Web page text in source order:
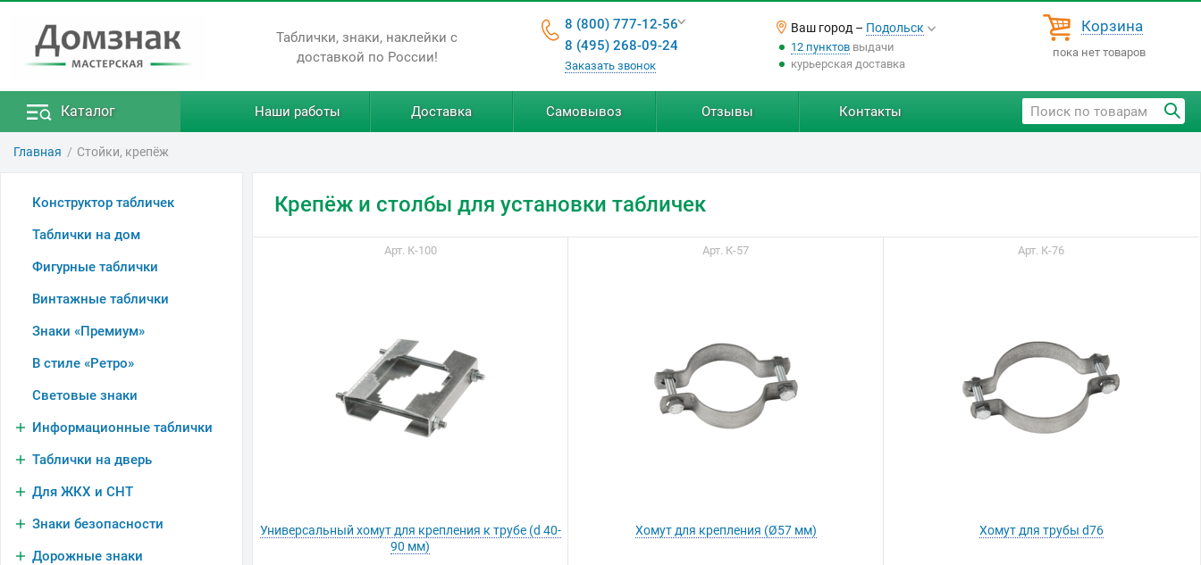
Таблички, знаки, наклейки с
доставкой по России!
8 (800) 777-12-56
8 (495) 268-09-24
Заказать звонок
Ваш город – Подольск
12 пунктоввыдачи
курьерская доставка
Корзина
пока нет товаров
Каталог Наши работы Доставка Самовывоз Отзывы Контакты
Главная Стойки, крепёж
Конструктор табличек
Таблички на дом
Фигурные таблички
Винтажные таблички
Знаки «Премиум»
В стиле «Ретро»
Световые знаки
Информационные таблички
Таблички на дверь
Для ЖКХ и СНТ
Знаки безопасности
Дорожные знаки
Крепёж и столбы для установки табличек
Арт. К-100
Универсальный хомут для крепления к трубе (d 40-
90 мм)
Арт. К-57
Хомут для крепления (Ø57 мм)
Арт. К-76
Хомут для трубы d76